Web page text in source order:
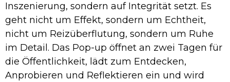
Inszenierung, sondern auf Integrität setzt. Es
geht nicht um Effekt, sondern um Echtheit,
nicht um Reizüberflutung, sondern um Ruhe
im Detail. Das Pop-up öffnet an zwei Tagen für
die Öffentlichkeit, lädt zum Entdecken,
Anprobieren und Reflektieren ein und wird